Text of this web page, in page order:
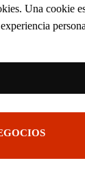
Una cookie